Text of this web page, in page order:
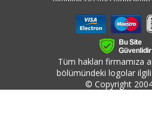
önlük ve tamamlayıcı tek
kullanımlık ürünler iş
bir soluk getirmiştir.
İnsan sağlıgı ve güvenliği
maksimum performans
tekkullanımlık ürünler
önemi bir kat daha ileriye
Tüm hakları firmamıza
bölümündeki logolar
© Copyright